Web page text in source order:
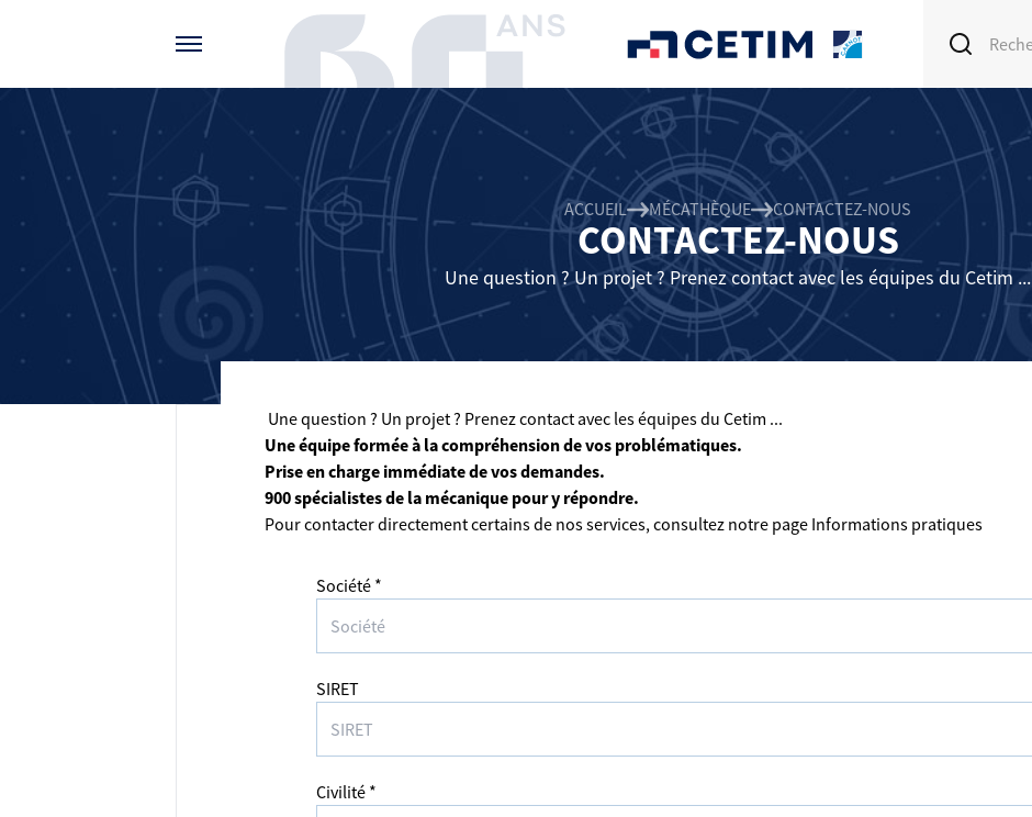
ACCUEIL MÉCATHÈQUE CONTACTEZ-NOUS
CONTACTEZ-NOUS
Une question ? Un projet ? Prenez contact avec les équipes du Cetim ...
Une question ? Un projet ? Prenez contact avec les équipes du Cetim ...
Une équipe formée à la compréhension de vos problématiques.
Prise en charge immédiate de vos demandes.
900 spécialistes de la mécanique pour y répondre.
Pour contacter directement certains de nos services, consultez notre page Informations pratiques
Société *
SIRET
Civilité *